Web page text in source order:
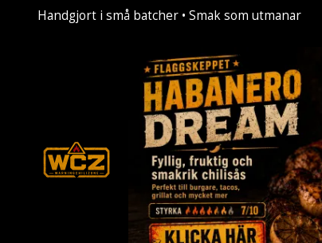
Handgjort i små batcher • Smak som utmanar